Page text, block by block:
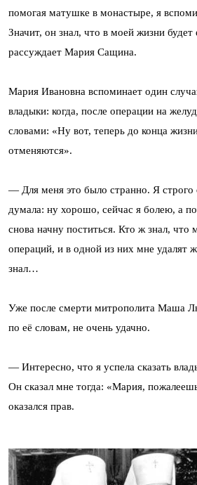
помогая матушке в монастыре, я
Значит, он знал, что в моей жизни
рассуждает Мария Сащина.
Мария Ивановна вспоминает один
владыки: когда, после операции на
словами: «Ну вот, теперь до конца
отменяются».
— Для меня это было странно. Я строго
думала: ну хорошо, сейчас я болею, а
снова начну поститься. Кто ж знал, что
операций, и в одной из них мне удалят
знал…
Уже после смерти митрополита Маша
по её словам, не очень удачно.
— Интересно, что я успела сказать
Он сказал мне тогда: «Мария,
оказался прав.